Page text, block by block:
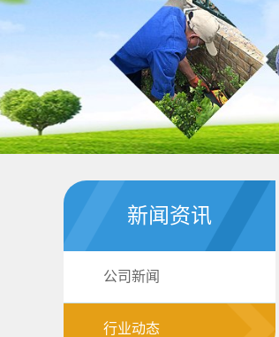
新闻资讯
公司新闻
行业动态